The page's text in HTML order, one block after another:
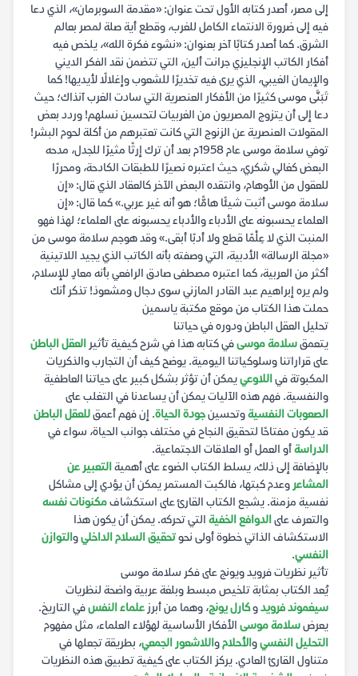
إلى مصر، أصدر كتابه الأول تحت عنوان: «مقدمة السوبرمان»، الذي دعا
فيه إلى ضرورة الانتماء الكامل للغرب، وقطع أية صلة لمصر بعالم
الشرق. كما أصدر كتابًا آخر بعنوان: «نشوء فكرة الله»، يلخص فيه
أفكار الكاتب الإنجليزي جرانت ألين، التي تتضمن نقد الفكر الديني
والإيمان الغيبي، الذي يرى فيه تخديرًا للشعوب وإغلالًا لأيديها! كما
تَبَنَّى موسى كثيرًا من الأفكار العنصرية التي سادت الغرب آنذاك؛ حيث
دعا إلى أن يتزوج المصريون من الغربيات لتحسين نسلهم! وردد بعض
المقولات العنصرية عن الزنوج التي كانت تعتبرهم من أكلة لحوم البشر!
توفي سلامة موسى عام ١٩٥٨م بعد أن ترك إرثًا مثيرًا للجدل، مدحه
البعض كغالي شكري، حيث اعتبره نصيرًا للطبقات الكادحة، ومحررًا
للعقول من الأوهام، وانتقده البعض الآخر كالعقاد الذي قال: «إن
سلامة موسى أثبت شيئًا هامًّا؛ هو أنه غير عربي.» كما قال: «إن
العلماء يحسبونه على الأدباء والأدباء يحسبونه على العلماء؛ لهذا فهو
المنبت الذي لا عِلْمًا قطع ولا أدبًا أبقى.» وقد هوجم سلامة موسى من
«مجلة الرسالة» الأدبية، التي وصفته بأنه الكاتب الذي يجيد اللاتينية
أكثر من العربية، كما اعتبره مصطفى صادق الرافعي بأنه معادٍ للإسلام،
ولم يره إبراهيم عبد القادر المازني سوى دجال ومشعوذ! تذكر أنك
حملت هذا الكتاب من موقع مكتبة ياسمين
تحليل العقل الباطن ودوره في حياتنا
يتعمقسلامة موسىفي كتابه هذا في شرح كيفية تأثير العقل الباطن
على قراراتنا وسلوكياتنا اليومية. يوضح كيف أن التجارب والذكريات
المكبوتة فياللاوعييمكن أن تؤثر بشكل كبير على حياتنا العاطفية
والنفسية. فهم هذه الآليات يمكن أن يساعدنا في التغلب على
الصعوبات النفسيةوتحسينجودة الحياة. إن فهم أعمقللعقل الباطن
قد يكون مفتاحًا لتحقيق النجاح في مختلف جوانب الحياة، سواء في
الدراسةأو العمل أو العلاقات الاجتماعية.
بالإضافة إلى ذلك، يسلط الكتاب الضوء على أهميةالتعبير عن
المشاعر وعدم كبتها، فالكبت المستمر يمكن أن يؤدي إلى مشاكل
نفسية مزمنة. يشجع الكتاب القارئ على استكشافمكنونات نفسه
والتعرف علىالدوافع الخفية التي تحركه. يمكن أن يكون هذا
الاستكشاف الذاتي خطوة أولى نحوتحقيق السلام الداخليوالتوازن
النفسي.
تأثير نظريات فرويد ويونج على فكر سلامة موسى
يُعد الكتاب بمثابة تلخيص مبسط وبلغة عربية واضحة لنظريات
سيغموند فرويدوكارل يونج، وهما من أبرز علماء النفسفي التاريخ.
يعرضسلامة موسى الأفكار الأساسية لهؤلاء العلماء، مثل مفهوم
التحليل النفسيوالأحلامواللاشعور الجمعي، بطريقة تجعلها في
متناول القارئ العادي. يركز الكتاب على كيفية تطبيق هذه النظريات